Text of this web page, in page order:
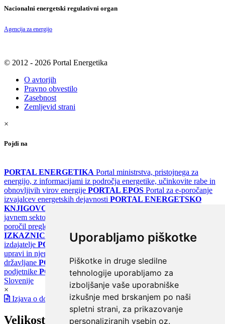
Uporabljamo piškotke
Piškotke in druge sledilne
tehnologije uporabljamo za
izboljšanje vaše uporabniške
izkušnje med brskanjem po naši
spletni strani, za prikazovanje
personaliziranih vsebin oz.
Nacionalni energetski regulativni organ
Agencija za energijo
© 2012 - 2026 Portal Energetika
O avtorjih
Pravno obvestilo
Zasebnost
Zemljevid strani
×
Pojdi na
PORTAL ENERGETIKA Portal ministrstva, pristojnega za
energijo, z informacijami iz področja energetike, učinkovite rabe in
obnovljivih virov energije PORTAL EPOS Portal za e-poročanje
izvajalcev energetskih dejavnosti PORTAL ENERGETSKO
KNJIGOVODSTVO
javnem sektorju
poročil pregledov klimatskih sistemov
IZKAZNICE
Register energetskih izkaznic - za izdelovalce in
izdajatelje PORTAL GOV.SI Osrednje spletno mesto o državni
upravi in njenih storitvah
državljane PORTAL SPOT Državni portal za podjetja in
podjetnike PORTAL OPSI Državni portal odprtih podatkov
Slovenije
×
Izjava o dostopnosti
Velikost pisave